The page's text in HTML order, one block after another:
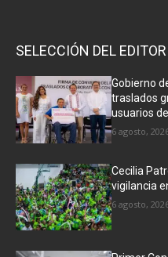
SELECCIÓN DEL EDITOR
Gobierno
traslados
usuarios
6 agosto,
Cecilia
vigilancia
6 agosto,